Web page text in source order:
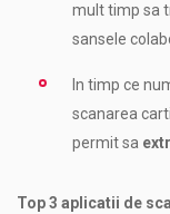
mult timp sa
sansele
In timp ce
scanarea
permit sa
Top 3 aplicatii de